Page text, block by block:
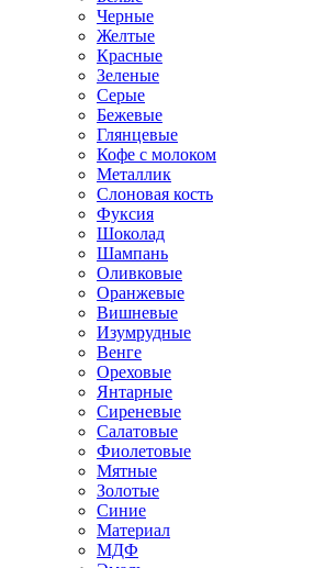
Черные
Желтые
Красные
Зеленые
Серые
Бежевые
Глянцевые
Кофе с молоком
Металлик
Слоновая кость
Фуксия
Шоколад
Шампань
Оливковые
Оранжевые
Вишневые
Изумрудные
Венге
Ореховые
Янтарные
Сиреневые
Салатовые
Фиолетовые
Мятные
Золотые
Синие
Материал
МДФ